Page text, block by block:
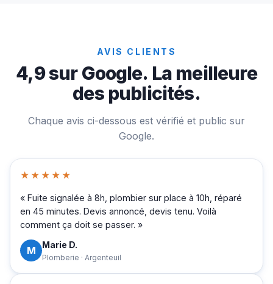
AVIS CLIENTS
4,9 sur Google. La meilleure
des publicités.
Chaque avis ci-dessous est vérifié et public sur
Google.
★★★★★
« Fuite signalée à 8h, plombier sur place à 10h, réparé
en 45 minutes. Devis annoncé, devis tenu. Voilà
comment ça doit se passer. »
M Marie D.
Plomberie · Argenteuil